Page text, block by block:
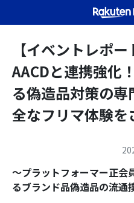
【イベントレポ
AACDと連携強化
る偽造品対策の
全なフリマ体験を
～プラットフォーマー正会
るブランド品偽造品の流通